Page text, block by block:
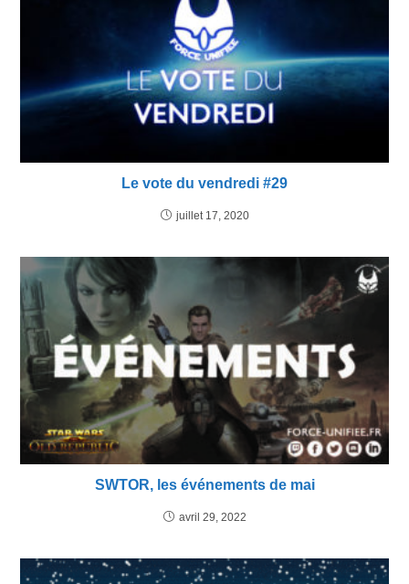
Le vote du vendredi #29
juillet 17, 2020
SWTOR, les événements de mai
avril 29, 2022